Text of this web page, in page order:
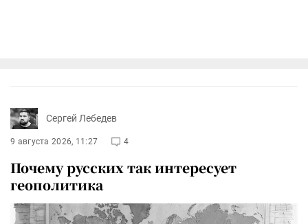
Сергей Лебедев
9 августа 2026, 11:27 4
Почему русских так интересует
геополитика